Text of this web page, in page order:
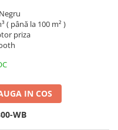
( până la 100 m² )
priza
IN COS
WB